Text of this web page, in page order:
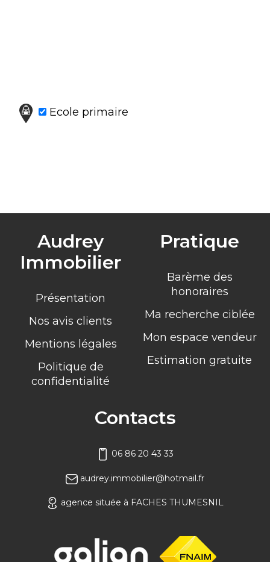
Ecole primaire
Audrey
Immobilier
Présentation
Nos avis clients
Mentions légales
Politique de
confidentialité
Pratique
Barème des
honoraires
Ma recherche ciblée
Mon espace vendeur
Estimation gratuite
Contacts
06 86 20 43 33
audrey.immobilier@hotmail.fr
agence située à FACHES THUMESNIL